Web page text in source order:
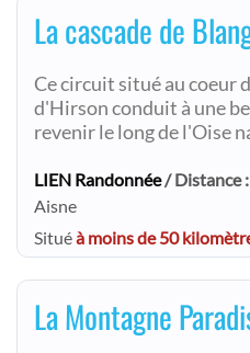
La cascade de
Ce circuit situé au coeur
d'Hirson conduit à une
revenir le long de l'Oise
LIEN Randonnée/ Distance :
Aisne
Situéà moins de 50
La Montagne